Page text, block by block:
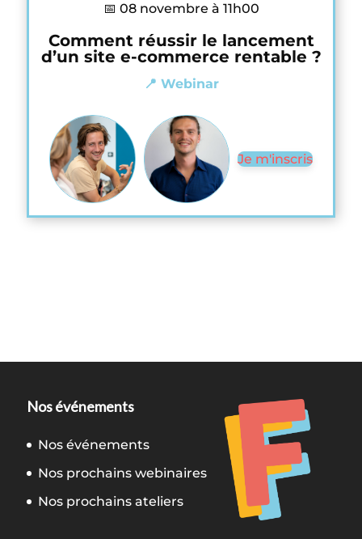
📅 08 novembre à 11h00
Comment réussir le lancement
d’un site e-commerce rentable ?
📍 Webinar
Je m'inscris
Nos événements
Nos événements
Nos prochains webinaires
Nos prochains ateliers